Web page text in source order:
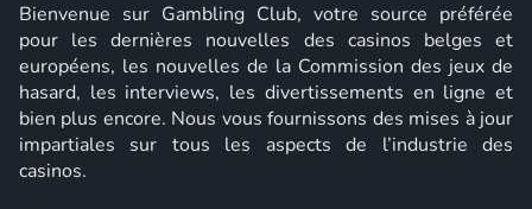
Bienvenue sur Gambling Club, votre source préférée
pour les dernières nouvelles des casinos belges et
européens, les nouvelles de la Commission des jeux de
hasard, les interviews, les divertissements en ligne et
bien plus encore. Nous vous fournissons des mises à jour
impartiales sur tous les aspects de l’industrie des
casinos.